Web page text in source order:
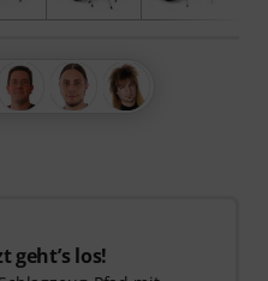
geht’s los!